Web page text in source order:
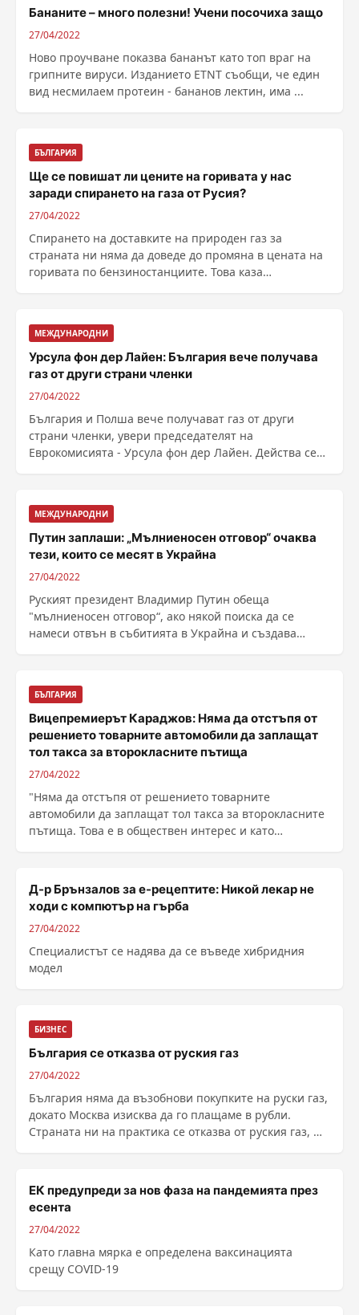
Бананите – много полезни! Учени посочиха защо
27/04/2022
Ново проучване показва бананът като топ враг на
грипните вируси. Изданието ETNT съобщи, че един
вид несмилаем протеин - бананов лектин, има ...
БЪЛГАРИЯ
Ще се повишат ли цените на горивата у нас
заради спирането на газа от Русия?
27/04/2022
Спирането на доставките на природен газ за
страната ни няма да доведе до промяна в цената на
горивата по бензиностанциите. Това каза
МЕЖДУНАРОДНИ
Урсула фон дер Лайен: България вече получава
газ от други страни членки
27/04/2022
България и Полша вече получават газ от други
страни членки, увери председателят на
Еврокомисията - Урсула фон дер Лайен. Действа се
МЕЖДУНАРОДНИ
Путин заплаши: „Мълниеносен отговор“ очаква
тези, които се месят в Украйна
27/04/2022
Руският президент Владимир Путин обеща
"мълниеносен отговор“, ако някой поиска да се
намеси отвън в събитията в Украйна и създава
БЪЛГАРИЯ
Вицепремиерът Караджов: Няма да отстъпя от
решението товарните автомобили да заплащат
тол такса за второкласните пътища
27/04/2022
"Няма да отстъпя от решението товарните
автомобили да заплащат тол такса за второкласните
пътища. Това е в обществен интерес и като
Д-р Брънзалов за е-рецептите: Никой лекар не
ходи с компютър на гърба
27/04/2022
Специалистът се надява да се въведе хибридния
модел
БИЗНЕС
България се отказва от руския газ
27/04/2022
България няма да възобнови покупките на руски газ,
докато Москва изисква да го плащаме в рубли.
Страната ни на практика се отказва от руския газ, ще
ЕК предупреди за нов фаза на пандемията през
есента
27/04/2022
Като главна мярка е определена ваксинацията
срещу COVID-19